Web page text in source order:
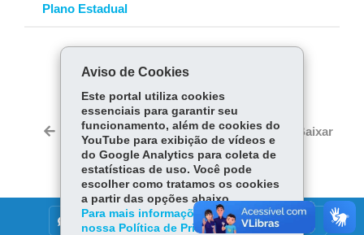
Plano Estadual
ce
bo
ok
Tw
itt
er
ts
Ap
p
Voltar Início Imprimir Baixar
DENUNCIE CORRUPÇÃO
Aviso de Cookies
Este portal utiliza cookies
essenciais para garantir seu
funcionamento, além de cookies do
YouTube para exibição de vídeos e
do Google Analytics para coleta de
estatísticas de uso. Você pode
escolher como tratamos os cookies
a partir das opções abaixo.
Para mais informações, acesse
nossa Política de Privacidade.